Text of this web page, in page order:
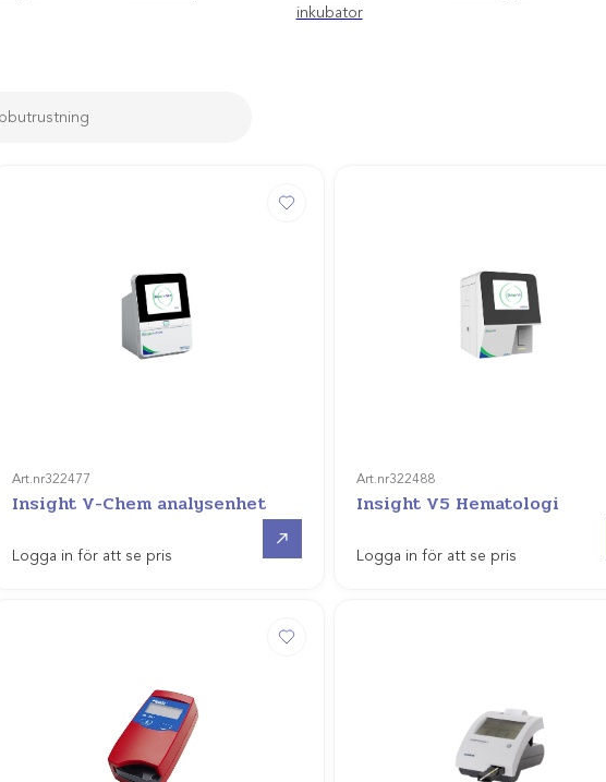
inkubator
Art.nr322477
Insight V-Chem analysenhet
Logga in för att se pris
Art.nr322488
Insight V5 Hematologi
Logga in för att se pris